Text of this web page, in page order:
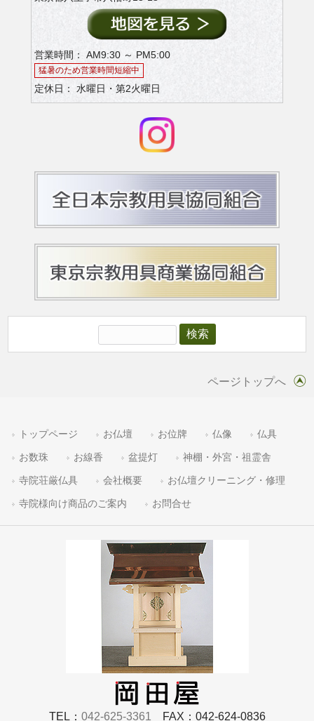
営業時間： AM9:30 ～ PM5:00
猛暑のため営業時間短縮中
定休日： 水曜日・第2火曜日
ページトップへ
トップページ お仏壇 お位牌 仏像 仏具
お数珠 お線香 盆提灯 神棚・外宮・祖霊舎
寺院荘厳仏具 会社概要 お仏壇クリーニング・修理
寺院様向け商品のご案内 お問合せ
TEL： 042-625-3361 FAX：042-624-0836